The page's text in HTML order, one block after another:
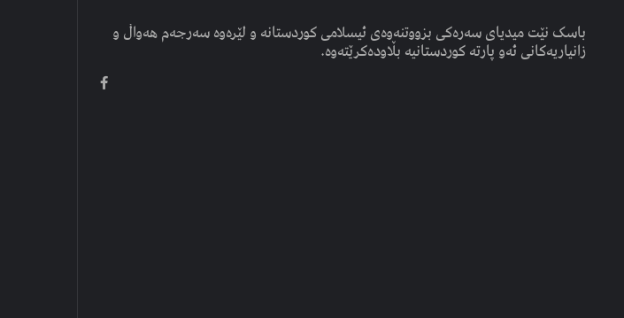
باسک نێت میدیای سەرەکی بزووتنەوەی ئیسلامی کوردستانە و لێرەوە سەرجەم هەواڵ و
زانیاریەکانی ئەو پارتە کوردستانیە بڵاودەکرێتەوە.